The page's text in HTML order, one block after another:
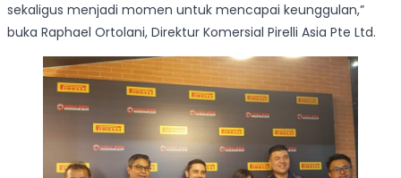
sekaligus menjadi momen untuk mencapai keunggulan,”
buka Raphael Ortolani, Direktur Komersial Pirelli Asia Pte Ltd.